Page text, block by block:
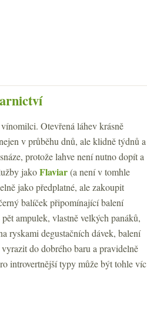
Otevřená láhev krásně
v průběhu dnů, ale klidně týdnů a
protože lahve není nutno dopít a
jakoFlaviar(a není v tomhle
jako předplatné, ale zakoupit
balíček připomínající balení
ampulek, vlastně velkých panáků,
ryskami degustačních dávek, balení
do dobrého baru a pravidelně
introvertnější typy může být tohle víc